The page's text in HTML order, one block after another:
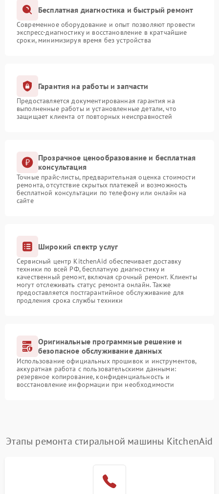
Бесплатная диагностика и быстрый ремонт
Современное оборудование и опыт позволяют провести
экспресс-диагностику и восстановление в кратчайшие
сроки, минимизируя время без устройства
Гарантия на работы и запчасти
Предоставляется документированная гарантия на
выполненные работы и установленные детали, что
защищает клиента от повторных неисправностей
Прозрачное ценообразование и бесплатная
консультация
Точные прайс-листы, предварительная оценка стоимости
ремонта, отсутствие скрытых платежей и возможность
бесплатной консультации по телефону или онлайн на
сайте
Широкий спектр услуг
Сервисный центр KitchenAid обеспечивает доставку
техники по всей РФ, бесплатную диагностику и
качественный ремонт, включая срочный ремонт. Клиенты
могут отслеживать статус ремонта онлайн. Также
предоставляется постгарантийное обслуживание для
продления срока службы техники
Оригинальные программные решение и
безопасное обслуживание данных
Использование официальных прошивок и инструментов,
аккуратная работа с пользовательскими данными:
резервное копирование, конфиденциальность и
восстановление информации при необходимости
Этапы ремонта стиральной машины KitchenAid